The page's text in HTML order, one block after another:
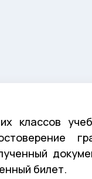
классов
билет.